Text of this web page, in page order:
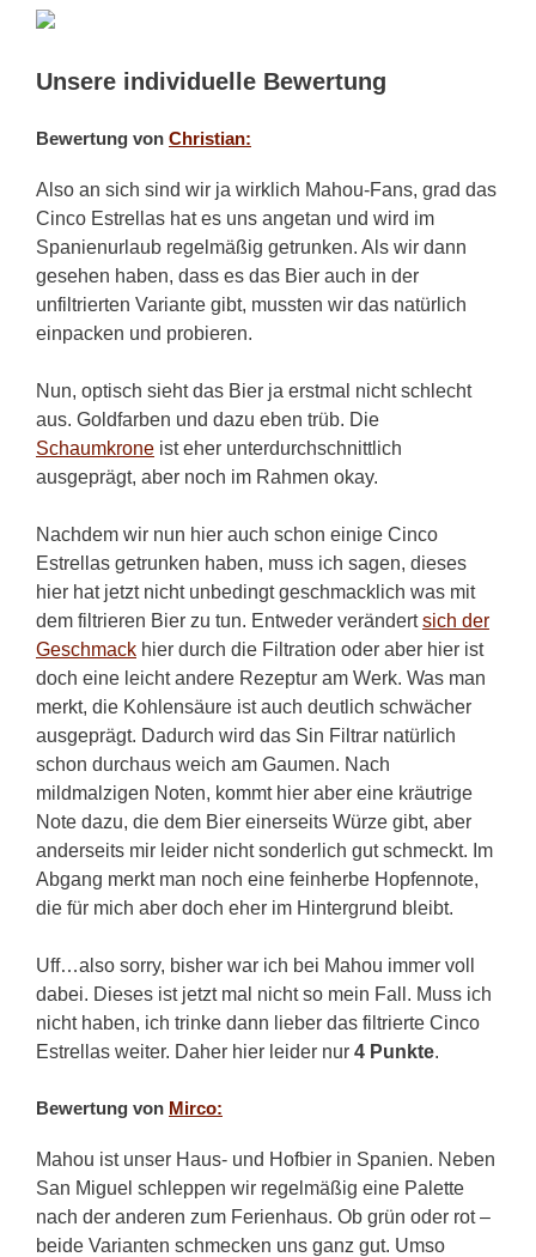
Unsere individuelle Bewertung
Bewertung von Christian:
Also an sich sind wir ja wirklich Mahou-Fans, grad das
Cinco Estrellas hat es uns angetan und wird im
Spanienurlaub regelmäßig getrunken. Als wir dann
gesehen haben, dass es das Bier auch in der
unfiltrierten Variante gibt, mussten wir das natürlich
einpacken und probieren.
Nun, optisch sieht das Bier ja erstmal nicht schlecht
aus. Goldfarben und dazu eben trüb. Die
Schaumkrone ist eher unterdurchschnittlich
ausgeprägt, aber noch im Rahmen okay.
Nachdem wir nun hier auch schon einige Cinco
Estrellas getrunken haben, muss ich sagen, dieses
hier hat jetzt nicht unbedingt geschmacklich was mit
dem filtrieren Bier zu tun. Entweder verändertsich der
Geschmack hier durch die Filtration oder aber hier ist
doch eine leicht andere Rezeptur am Werk. Was man
merkt, die Kohlensäure ist auch deutlich schwächer
ausgeprägt. Dadurch wird das Sin Filtrar natürlich
schon durchaus weich am Gaumen. Nach
mildmalzigen Noten, kommt hier aber eine kräutrige
Note dazu, die dem Bier einerseits Würze gibt, aber
anderseits mir leider nicht sonderlich gut schmeckt. Im
Abgang merkt man noch eine feinherbe Hopfennote,
die für mich aber doch eher im Hintergrund bleibt.
Uff…also sorry, bisher war ich bei Mahou immer voll
dabei. Dieses ist jetzt mal nicht so mein Fall. Muss ich
nicht haben, ich trinke dann lieber das filtrierte Cinco
Estrellas weiter. Daher hier leider nur 4 Punkte.
Bewertung von Mirco:
Mahou ist unser Haus- und Hofbier in Spanien. Neben
San Miguel schleppen wir regelmäßig eine Palette
nach der anderen zum Ferienhaus. Ob grün oder rot –
beide Varianten schmecken uns ganz gut. Umso